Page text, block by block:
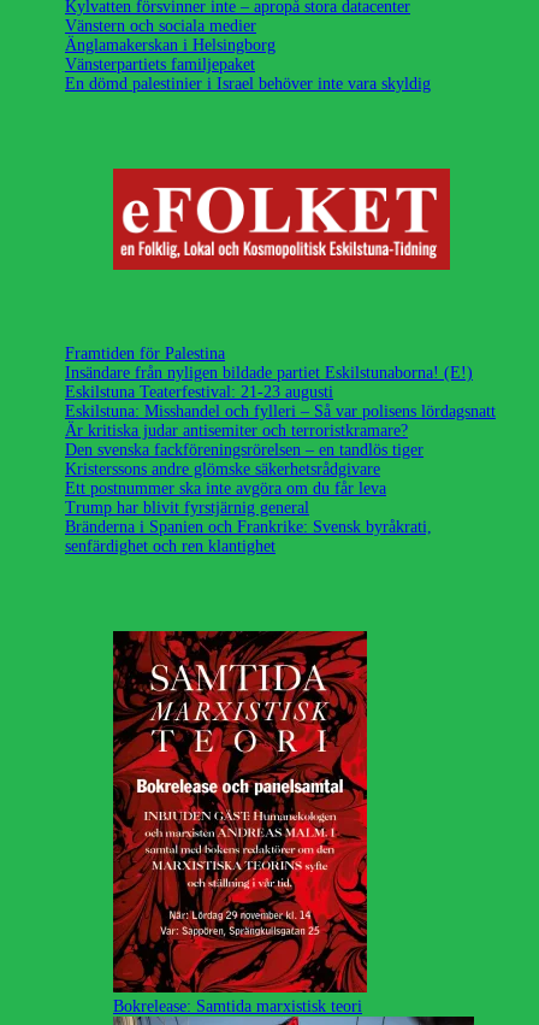
Kylvatten försvinner inte – apropå stora datacenter
Vänstern och sociala medier
Änglamakerskan i Helsingborg
Vänsterpartiets familjepaket
En dömd palestinier i Israel behöver inte vara skyldig
Framtiden för Palestina
Insändare från nyligen bildade partiet Eskilstunaborna! (E!)
Eskilstuna Teaterfestival: 21-23 augusti
Eskilstuna: Misshandel och fylleri – Så var polisens lördagsnatt
Är kritiska judar antisemiter och terroristkramare?
Den svenska fackföreningsrörelsen – en tandlös tiger
Kristerssons andre glömske säkerhetsrådgivare
Ett postnummer ska inte avgöra om du får leva
Trump har blivit fyrstjärnig general
Bränderna i Spanien och Frankrike: Svensk byråkrati,
senfärdighet och ren klantighet
Bokrelease: Samtida marxistisk teori